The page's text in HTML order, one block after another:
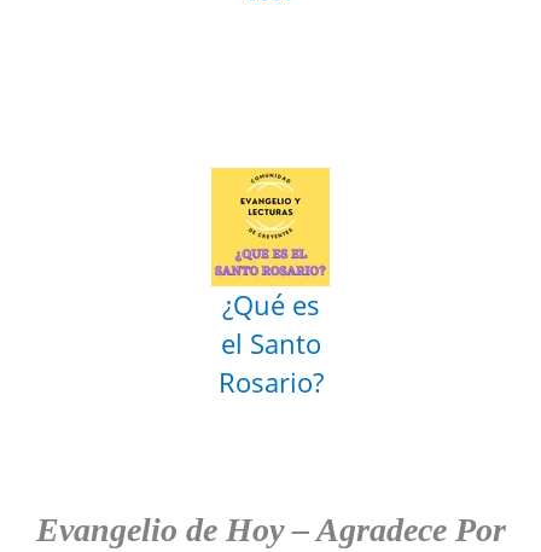
¿Qué es
el Santo
Rosario?
Evangelio de Hoy–Agradece Por